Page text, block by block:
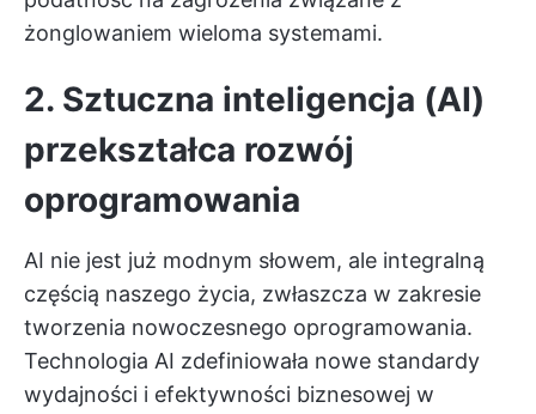
żonglowaniem wieloma systemami.
2. Sztuczna inteligencja (AI)
przekształca rozwój
oprogramowania
AI nie jest już modnym słowem, ale integralną
częścią naszego życia, zwłaszcza w zakresie
tworzenia nowoczesnego oprogramowania.
Technologia AI zdefiniowała nowe standardy
wydajności i efektywności biznesowej w